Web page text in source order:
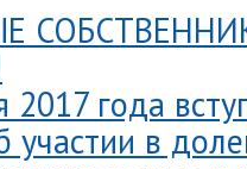
2017 года
в